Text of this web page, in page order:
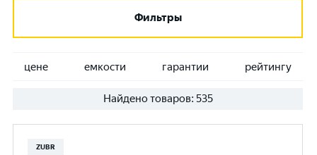
Фильтры
цене емкости гарантии рейтингу
Найдено товаров: 535
ZUBR